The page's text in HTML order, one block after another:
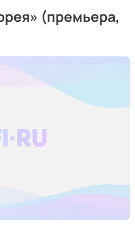
(премьера,